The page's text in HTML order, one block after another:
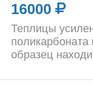
16000
Теплицы
образец